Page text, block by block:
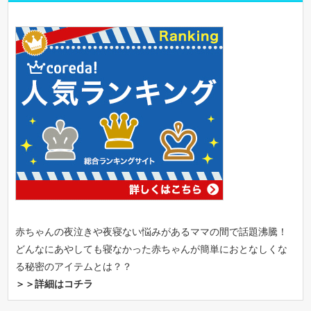
赤ちゃんの夜泣きや夜寝ない悩みがあるママの間で話題沸騰！
どんなにあやしても寝なかった赤ちゃんが簡単におとなしくな
る秘密のアイテムとは？？
＞＞詳細はコチラ